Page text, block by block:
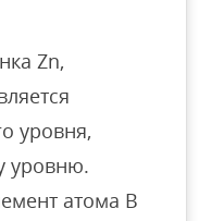
Zn,
уровня,
уровню.
атома В